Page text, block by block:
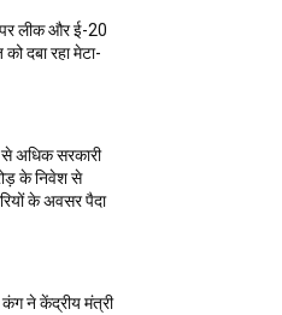
लीक और ई-20
दबा रहा मेटा-
अधिक सरकारी
के निवेश से
के अवसर पैदा
ने केंद्रीय मंत्री